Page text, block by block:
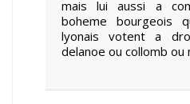
mais lui aussi a
boheme bourgeois
lyonais votent a
delanoe ou collomb ou